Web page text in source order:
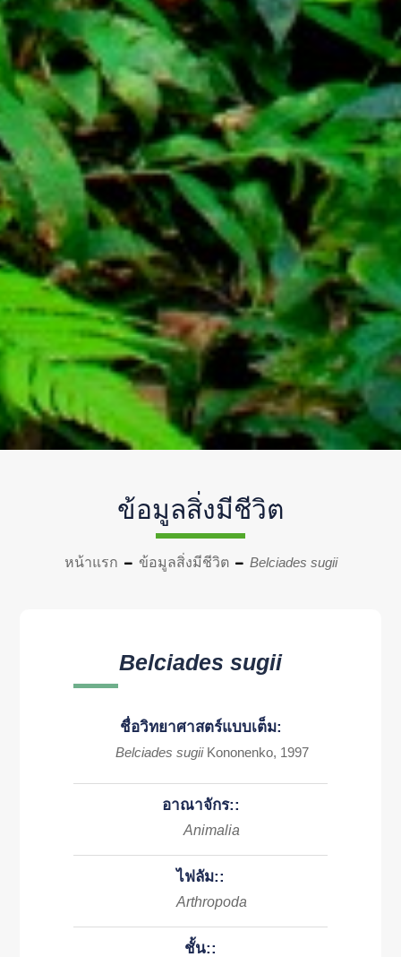
ข้อมูลสิ่งมีชีวิต
หน้าแรก ข้อมูลสิ่งมีชีวิต Belciades sugii
Belciades sugii
ชื่อวิทยาศาสตร์แบบเต็ม:
Belciades sugii Kononenko, 1997
อาณาจักร::
Animalia
ไฟลัม::
Arthropoda
ชั้น::